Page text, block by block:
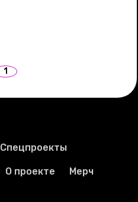
1
Спецпроекты
О проекте Мерч